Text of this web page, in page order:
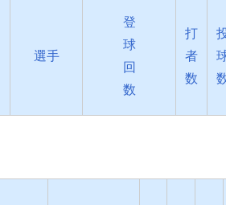
選手
登
球
回
数
打
者
数